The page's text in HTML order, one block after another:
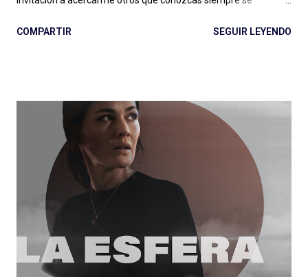
se puede llegar a un podcast por la persona entrevistada, por
entrevista con dos hosts que hablan mucho puede salir bien? Si
escuchan, si preguntan, hacen reír, hacen pensar y logran
meter en zona sillón a todas las personas que pasan por el
ciclo, funciona muy bien lo que hacen Alejandro Cardona y
Sebastián Rojas en este podcast que parece de conversación
pero (por suerte) no lo es. Muchos minutos de entrevista
condensados en alrededor de una hora (y monedas) con
personas que podés conocer de una cosa y nos hablan de otra,
de una muy...
COMPARTIR SEGUIR LEYENDO